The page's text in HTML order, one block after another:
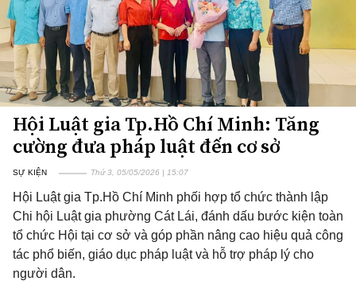
Hội Luật gia Tp.Hồ Chí Minh: Tăng
cường đưa pháp luật đến cơ sở
SỰ KIỆN Thứ 3, 05/05/2026 | 15:07
Hội Luật gia Tp.Hồ Chí Minh phối hợp tổ chức thành lập
Chi hội Luật gia phường Cát Lái, đánh dấu bước kiện toàn
tổ chức Hội tại cơ sở và góp phần nâng cao hiệu quả công
tác phổ biến, giáo dục pháp luật và hỗ trợ pháp lý cho
người dân.